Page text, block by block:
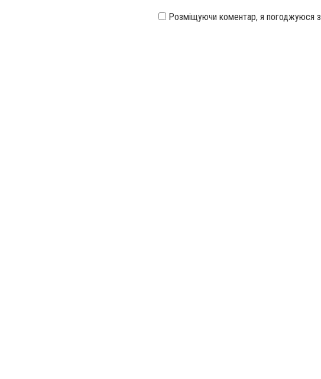
Розміщуючи коментар, я погоджуюся з